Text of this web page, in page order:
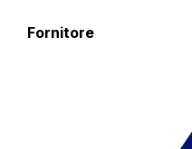
Fornitore